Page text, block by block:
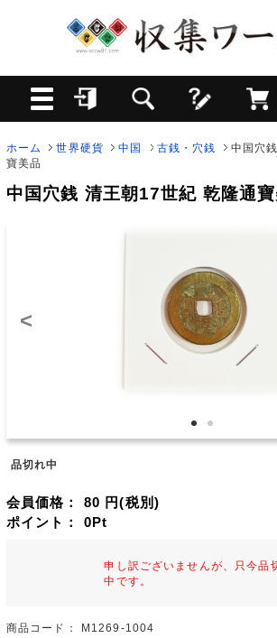
ホーム 世界硬貨 中国 古銭・穴銭
中国穴
寶美品
中国穴銭 清王朝17世紀 乾隆通
<
品切れ中
会員価格： 80 円(税別)
ポイント： 0Pt
申し訳ございませんが、只今品
中です。
商品コード： M1269-1004